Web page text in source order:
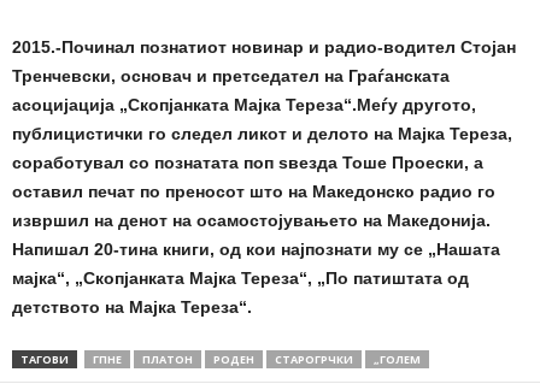
2015.-Починал познатиот новинар и радио-водител Стојан
Тренчевски, основач и претседател на Граѓанската
асоцијација „Скопјанката Мајка Тереза“.Меѓу другото,
публицистички го следел ликот и делото на Мајка Тереза,
соработувал со познатата поп ѕвезда Тоше Проески, а
оставил печат по преносот што на Македонско радио го
извршил на денот на осамостојувањето на Македонија.
Напишал 20-тина книги, од кои најпознати му се „Нашата
мајка“, „Скопјанката Мајка Тереза“, „По патиштата од
детството на Мајка Тереза“.
ТАГОВИ ГПНЕ ПЛАТОН РОДЕН СТАРОГРЧКИ „ГОЛЕМ